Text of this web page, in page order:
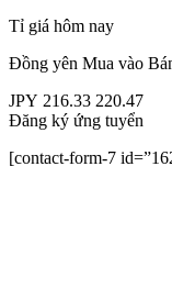
Tỉ giá hôm nay
Đồng yên Mua vào
JPY 216.33 220.47
Đăng ký ứng tuyển
[contact-form-7